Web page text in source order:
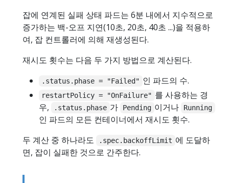
잡에 연계된 실패 상태 파드는 6분 내에서 지수적으로
증가하는 백-오프 지연(10초, 20초, 40초 ...)을 적용하
여, 잡 컨트롤러에 의해 재생성된다.
재시도 횟수는 다음 두 가지 방법으로 계산된다.
.status.phase = "Failed" 인 파드의 수.
restartPolicy = "OnFailure" 를 사용하는 경
우,
.status.phase 가 Pending 이거나 Running
인 파드의 모든 컨테이너에서 재시도 횟수.
두 계산 중 하나라도
.spec.backoffLimit 에 도달하
면, 잡이 실패한 것으로 간주한다.